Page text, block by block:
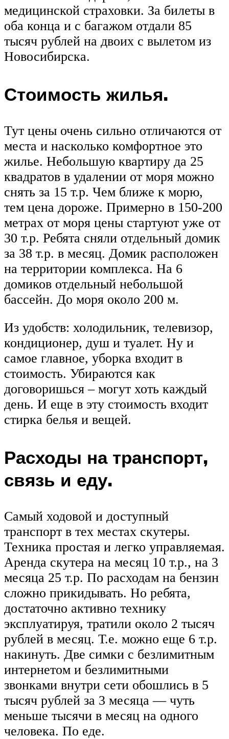
медицинской страховки. За билеты в
оба конца и с багажом отдали 85
тысяч рублей на двоих с вылетом из
Новосибирска.
Стоимость жилья.
Тут цены очень сильно отличаются от
места и насколько комфортное это
жилье. Небольшую квартиру да 25
квадратов в удалении от моря можно
снять за 15 т.р. Чем ближе к морю,
тем цена дороже. Примерно в 150-200
метрах от моря цены стартуют уже от
30 т.р. Ребята сняли отдельный домик
за 38 т.р. в месяц. Домик расположен
на территории комплекса. На 6
домиков отдельный небольшой
бассейн. До моря около 200 м.
Из удобств: холодильник, телевизор,
кондиционер, душ и туалет. Ну и
самое главное, уборка входит в
стоимость. Убираются как
договоришься – могут хоть каждый
день. И еще в эту стоимость входит
стирка белья и вещей.
Расходы на транспорт,
связь и еду.
Самый ходовой и доступный
транспорт в тех местах скутеры.
Техника простая и легко управляемая.
Аренда скутера на месяц 10 т.р., на 3
месяца 25 т.р. По расходам на бензин
сложно прикидывать. Но ребята,
достаточно активно технику
эксплуатируя, тратили около 2 тысяч
рублей в месяц. Т.е. можно еще 6 т.р.
накинуть. Две симки с безлимитным
интернетом и безлимитными
звонками внутри сети обошлись в 5
тысяч рублей за 3 месяца — чуть
меньше тысячи в месяц на одного
человека. По еде.